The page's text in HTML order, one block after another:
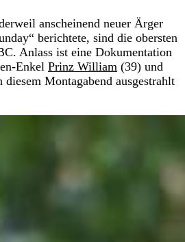
anscheinend neuer Ärger
berichtete, sind die obersten
Anlass ist eine Dokumentation
Enkel Prinz William (39) und
diesem Montagabend ausgestrahlt